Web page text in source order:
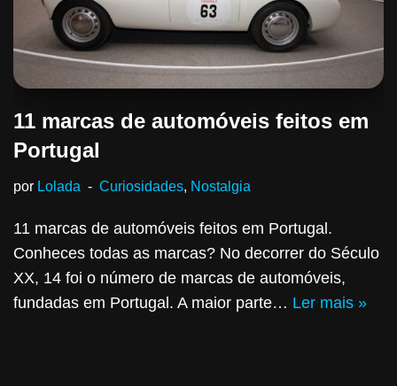
11 marcas de automóveis feitos em
Portugal
por Lolada Curiosidades, Nostalgia
11 marcas de automóveis feitos em Portugal.
Conheces todas as marcas? No decorrer do Século
XX, 14 foi o número de marcas de automóveis,
fundadas em Portugal. A maior parte… Ler mais »